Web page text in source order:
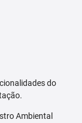
do
Ambiental